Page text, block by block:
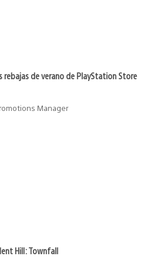
rebajas de verano de PlayStation Store
Manager
Hill: Townfall